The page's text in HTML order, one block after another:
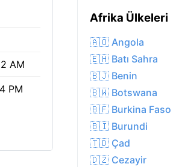
AM
PM
Afrika Ülkeleri
🇦🇴 Angola
🇪🇭 Batı Sahra
🇧🇯 Benin
🇧🇼 Botswana
🇧🇫 Burkina Faso
🇧🇮 Burundi
🇹🇩 Çad
🇩🇿 Cezayir